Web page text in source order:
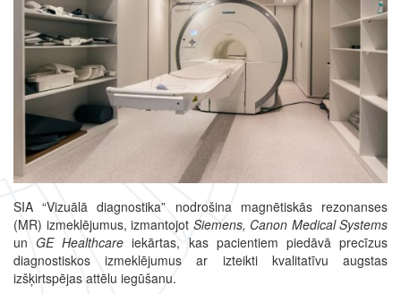
SIA “Vizuālā diagnostika” nodrošina magnētiskās rezonanses
(MR) izmeklējumus, izmantojot Siemens, Canon Medical Systems
unGE Healthcare iekārtas, kas pacientiem piedāvā precīzus
diagnostiskos izmeklējumus ar izteikti kvalitatīvu augstas
izšķirtspējas attēlu iegūšanu.